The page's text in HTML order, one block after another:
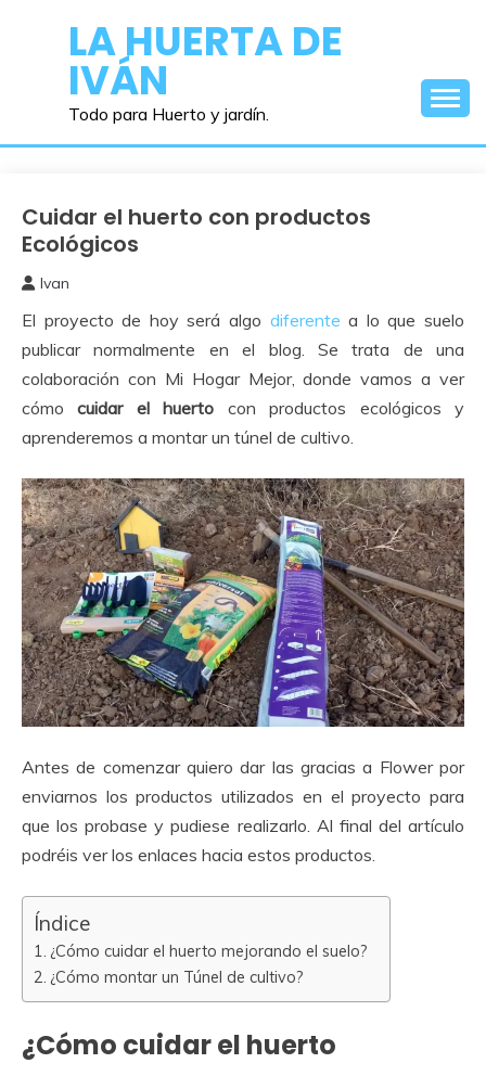
contenidoLA HUERTA DE
IVÁN
Todo para Huerto y jardín.
Cuidados
del
Cuidar el huerto con productos
Ecológicos
noviembre,
2017
Ivan
El proyecto de hoy será algo diferente a lo que suelo
publicar normalmente en el blog. Se trata de una
colaboración con Mi Hogar Mejor, donde vamos a ver
cómocuidar el huerto con productos ecológicos y
aprenderemos a montar un túnel de cultivo.
Antes de comenzar quiero dar las gracias a Flower por
enviarnos los productos utilizados en el proyecto para
que los probase y pudiese realizarlo. Al final del artículo
podréis ver los enlaces hacia estos productos.
Índice
¿Cómo cuidar el huerto mejorando el suelo?
¿Cómo montar un Túnel de cultivo?
¿Cómo cuidar el huerto